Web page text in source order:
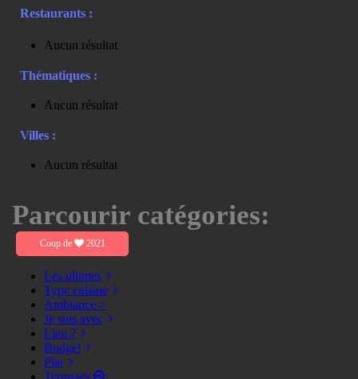
Restaurants :
Aucun résultat
Thématiques :
Aucun résultat
Villes :
Aucun résultat
Parcourir catégories:
Coup de 2021
Les ultimes
Type cuisine
Ambiance >
Je suis avec
Lieu ?
Budget
Plat
Terrasses